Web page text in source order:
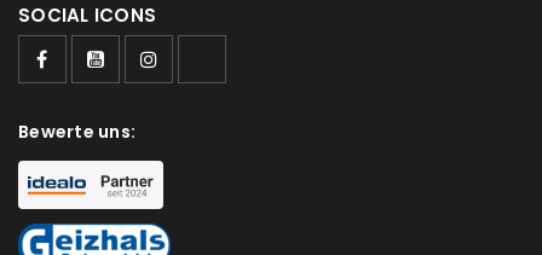
Passwort
Anmeldeformular geschützt durch
ANMELDEN
SOCIAL ICONS
Bewerte uns: